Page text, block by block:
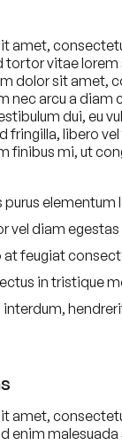
amet,
tortor vitae
dolor sit amet,
nec arcu a diam
dui, eu
fringilla, libero
finibus mi, ut
purus elementum
vel diam egestas
at feugiat
in tristique
interdum,
amet,
enim malesuada